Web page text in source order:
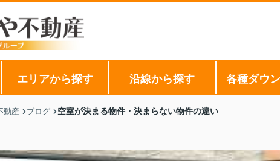
エリアから探す 沿線から探す 各種ダウ
動産 ブログ 空室が決まる物件・決まらない物件の違い